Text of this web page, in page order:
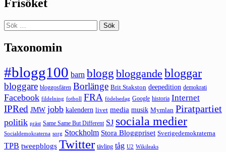
Frisöket
Sök
efter:
Taxonomin
#blogg100 barn blogg bloggande bloggar
bloggare bloggosfären Borlänge Brit Stakston deepedition demokrati
Facebook fildelning fotboll FRA födelsedag Google historia Internet
IPRed JMW jobb kalendern livet media musik Mymlan Piratpartiet
politik präst Same Same But Different SJ sociala medier
Socialdemokraterna sorg Stockholm Stora Bloggpriset Sverigedemokraterna
TPB tweepblogs Twitter tävling tåg U2 Wikileaks